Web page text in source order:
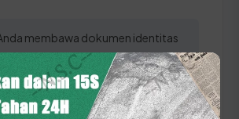
membawa dokumen identitas
sesuai dengan nama di STNK guna
proses verifikasi data di
Sumatera Barat.